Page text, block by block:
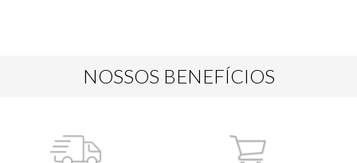
NOSSOS BENEFÍCIOS